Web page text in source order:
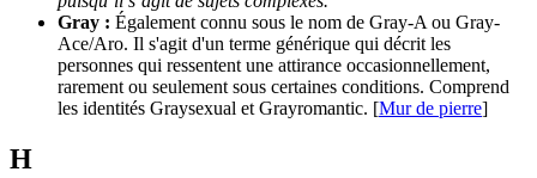
Gray : Également connu sous le nom de Gray-A ou Gray-
Ace/Aro. Il s'agit d'un terme générique qui décrit les
personnes qui ressentent une attirance occasionnellement,
rarement ou seulement sous certaines conditions. Comprend
les identités Graysexual et Grayromantic. [Mur de pierre]
H